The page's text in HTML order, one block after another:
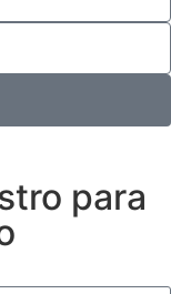
para